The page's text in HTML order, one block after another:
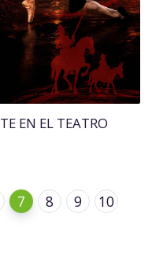
EN EL TEATRO
7 8 9
10